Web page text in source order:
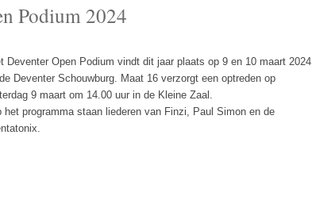
Podium 2024
Deventer Open Podium vindt dit jaar plaats op 9 en 10 maart 2024
Deventer Schouwburg. Maat 16 verzorgt een optreden op
9 maart om 14.00 uur in de Kleine Zaal.
het programma staan liederen van Finzi, Paul Simon en de